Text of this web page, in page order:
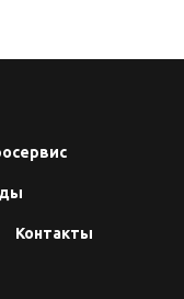
Контакты